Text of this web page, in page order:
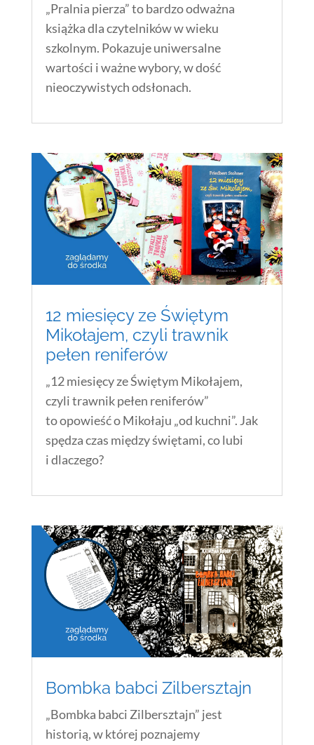
„Pralnia pierza” to bardzo odważna
książka dla czytelników w wieku
szkolnym. Pokazuje uniwersalne
wartości i ważne wybory, w dość
nieoczywistych odsłonach.
12 miesięcy ze Świętym
Mikołajem, czyli trawnik
pełen reniferów
„12 miesięcy ze Świętym Mikołajem,
czyli trawnik pełen reniferów”
to opowieść o Mikołaju „od kuchni”. Jak
spędza czas między świętami, co lubi
i dlaczego?
Bombka babci Zilbersztajn
„Bombka babci Zilbersztajn” jest
historią, w której poznajemy